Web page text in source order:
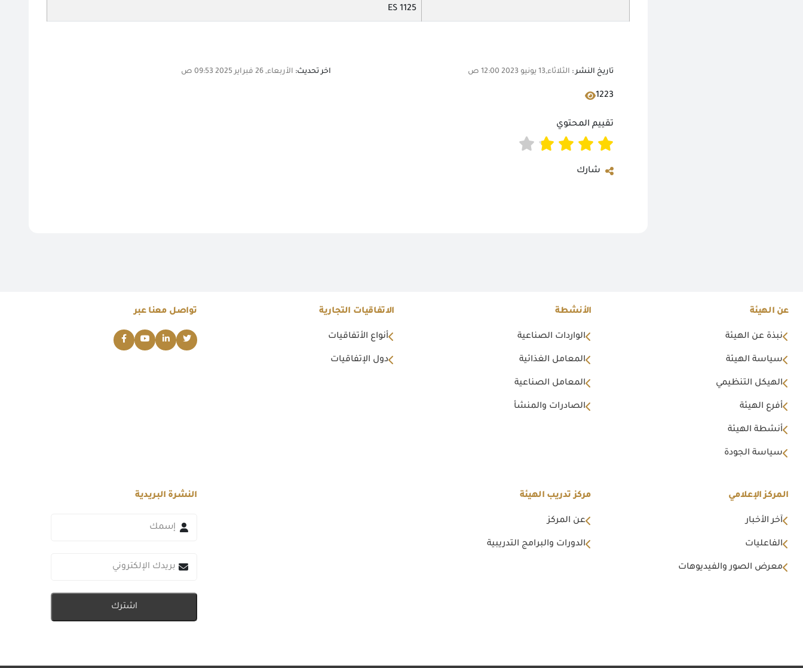
ES 1125
تاريخ النشر : الثلاثاء,13 يونيو 2023 12:00 ص اخر تحديث: الأربعاء, 26 فبراير 2025 09:53 ص
1223
تقييم المحتوي
شارك
عن الهيئة
نبذة عن الهيئة
سياسة الهيئة
الهيكل التنظيمي
أفرع الهيئة
أنشطة الهيئة
سياسة الجودة
الأنشطة
الواردات الصناعية
المعامل الغذائية
المعامل الصناعية
الصادرات والمنشأ
الاتفاقيات التجارية
أنواع الأتفاقيات
دول الإتفاقيات
تواصل معنا عبر
المركز الإعلامي
آخر الأخبار
الفاعليات
معرض الصور والفيديوهات
مركز تدريب الهيئة
عن المركز
الدورات والبرامج التدريبية
النشرة البريدية
اشترك